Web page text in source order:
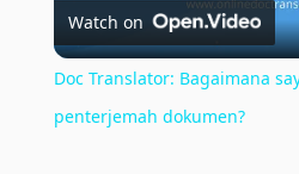
Watch on
Doc Translator: Bagaimana
penterjemah dokumen?